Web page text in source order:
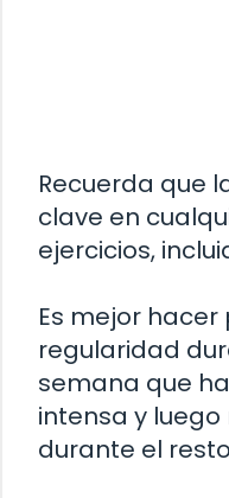
Recuerda que
clave en
ejercicios,
Es mejor
regularidad
semana que
intensa y
durante el